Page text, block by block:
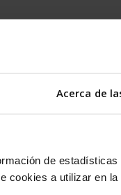
Acerca de
de estadísticas
cookies a utilizar en la